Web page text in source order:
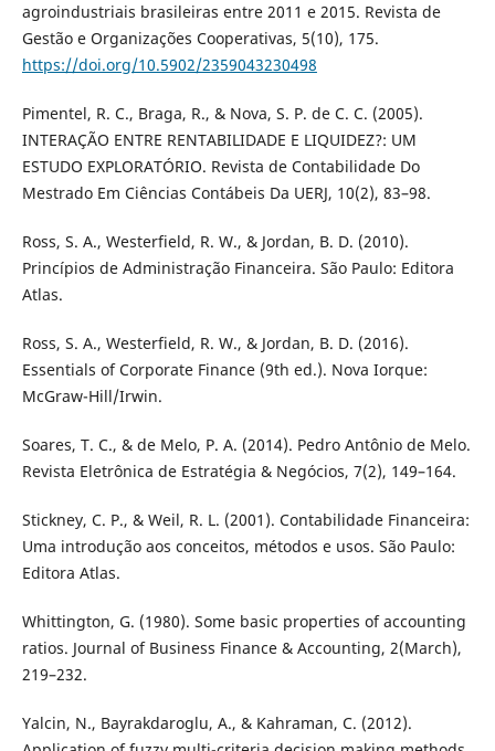
agroindustriais brasileiras entre 2011 e 2015. Revista de
Gestão e Organizações Cooperativas, 5(10), 175.
https://doi.org/10.5902/2359043230498
Pimentel, R. C., Braga, R., & Nova, S. P. de C. C. (2005).
INTERAÇÃO ENTRE RENTABILIDADE E LIQUIDEZ?: UM
ESTUDO EXPLORATÓRIO. Revista de Contabilidade Do
Mestrado Em Ciências Contábeis Da UERJ, 10(2), 83–98.
Ross, S. A., Westerfield, R. W., & Jordan, B. D. (2010).
Princípios de Administração Financeira. São Paulo: Editora
Atlas.
Ross, S. A., Westerfield, R. W., & Jordan, B. D. (2016).
Essentials of Corporate Finance (9th ed.). Nova Iorque:
McGraw-Hill/Irwin.
Soares, T. C., & de Melo, P. A. (2014). Pedro Antônio de Melo.
Revista Eletrônica de Estratégia & Negócios, 7(2), 149–164.
Stickney, C. P., & Weil, R. L. (2001). Contabilidade Financeira:
Uma introdução aos conceitos, métodos e usos. São Paulo:
Editora Atlas.
Whittington, G. (1980). Some basic properties of accounting
ratios. Journal of Business Finance & Accounting, 2(March),
219–232.
Yalcin, N., Bayrakdaroglu, A., & Kahraman, C. (2012).